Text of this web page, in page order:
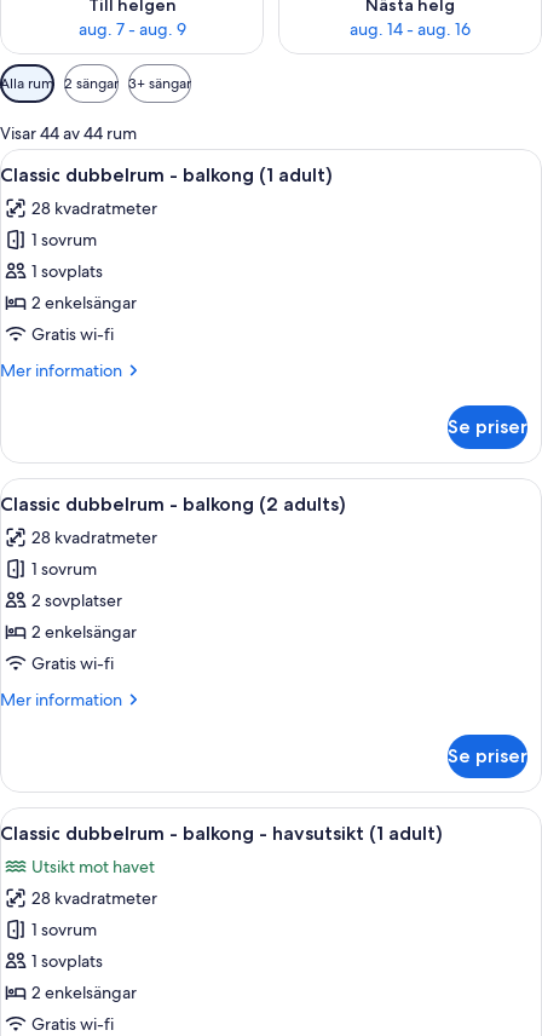
Till helgen
aug. 7 - aug. 9
Nästa helg
aug. 14 - aug. 16
Tillgängliga
filter
för
rum
Alla rum 2 sängar 3+ sängar
Visar 44 av 44 rum
Öppna
alla
foton
för
Classic
dubbelrum
-
(1
Ett hotellrum med en säng, ett
7
Classic dubbelrum - balkong (1 adult)
28 kvadratmeter
1 sovrum
1 sovplats
2 enkelsängar
Gratis wi-fi
Mer information
Mer
dubbelrum
balkong
adult)
Se priser
Öppna
alla
foton
för
Classic
dubbelrum
-
(2
Ett hotellrum med en säng, ett
9
Classic dubbelrum - balkong (2 adults)
28 kvadratmeter
1 sovrum
2 sovplatser
2 enkelsängar
Gratis wi-fi
Mer information
Mer
dubbelrum
balkong
adults)
Se priser
Öppna
alla
foton
för
Classic
dubbelrum
-
balkong
Värdeförvaringsskåp på rummet,
13
Classic dubbelrum - balkong - havsutsikt (1 adult)
Utsikt mot havet
28 kvadratmeter
1 sovrum
1 sovplats
2 enkelsängar
Gratis wi-fi